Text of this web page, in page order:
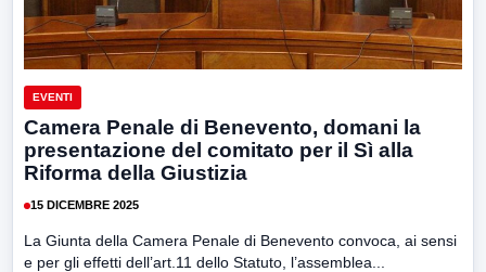
EVENTI
Camera Penale di Benevento, domani la
presentazione del comitato per il Sì alla
Riforma della Giustizia
15 DICEMBRE 2025
La Giunta della Camera Penale di Benevento convoca, ai sensi
e per gli effetti dell’art.11 dello Statuto, l’assemblea...